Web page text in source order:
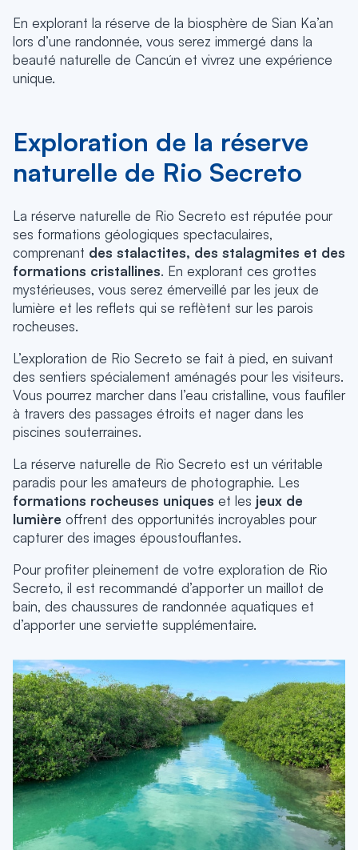
En explorant la réserve de la biosphère de Sian Ka’an
lors d’une randonnée, vous serez immergé dans la
beauté naturelle de Cancún et vivrez une expérience
unique.
Exploration de la réserve
naturelle de Rio Secreto
La réserve naturelle de Rio Secreto est réputée pour
ses formations géologiques spectaculaires,
comprenant des stalactites, des stalagmites et des
formations cristallines. En explorant ces grottes
mystérieuses, vous serez émerveillé par les jeux de
lumière et les reflets qui se reflètent sur les parois
rocheuses.
L’exploration de Rio Secreto se fait à pied, en suivant
des sentiers spécialement aménagés pour les visiteurs.
Vous pourrez marcher dans l’eau cristalline, vous faufiler
à travers des passages étroits et nager dans les
piscines souterraines.
La réserve naturelle de Rio Secreto est un véritable
paradis pour les amateurs de photographie. Les
formations rocheuses uniques et les jeux de
lumière offrent des opportunités incroyables pour
capturer des images époustouflantes.
Pour profiter pleinement de votre exploration de Rio
Secreto, il est recommandé d’apporter un maillot de
bain, des chaussures de randonnée aquatiques et
d’apporter une serviette supplémentaire.